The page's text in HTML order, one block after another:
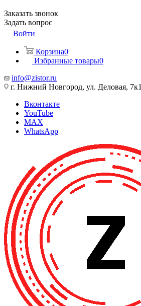
Заказать звонок
Задать вопрос
Войти
Корзина0
Избранные товары0
info@zistor.ru
г. Нижний Новгород, ул. Деловая, 7к1
Вконтакте
YouTube
MAX
WhatsApp